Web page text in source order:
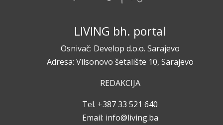
LIVING bh. portal
Osnivač: Develop d.o.o. Sarajevo
Adresa: Vilsonovo šetalište 10, Sarajevo
REDAKCIJA
Tel. +387 33 521 640
Email: info@living.ba